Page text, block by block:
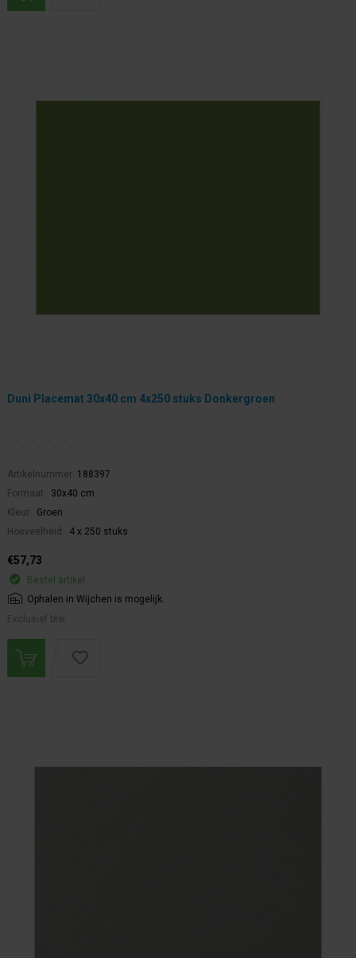
Duni Placemat 30x40 cm 4x250 stuks Donkergroen
Artikelnummer: 188397
Formaat:
30x40 cm
Kleur:
Groen
Hoeveelheid:
4 x 250 stuks
€57,73
Bestel artikel.
Ophalen in Wijchen is mogelijk.
Exclusief btw.